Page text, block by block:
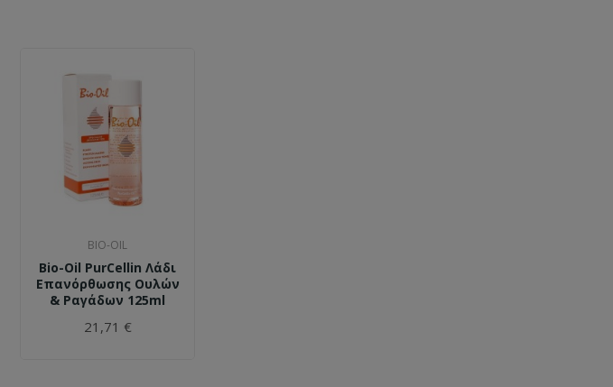
BIO-OIL
Bio-Oil PurCellin Λάδι
Επανόρθωσης Ουλών
& Ραγάδων 125ml
21,71 €